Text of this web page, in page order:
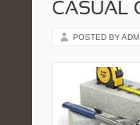
CASUAL
POSTED BY